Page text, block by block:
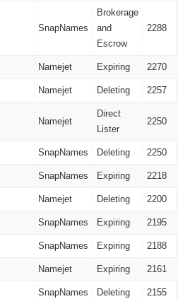
SnapNames
Brokerage
and
Escrow
2288
Namejet Expiring 2270
Namejet Deleting 2257
Namejet
Direct
Lister
2250
SnapNames Deleting 2250
SnapNames Expiring 2218
Namejet Deleting 2200
SnapNames Expiring 2195
SnapNames Expiring 2188
Namejet Expiring 2161
SnapNames Deleting 2155